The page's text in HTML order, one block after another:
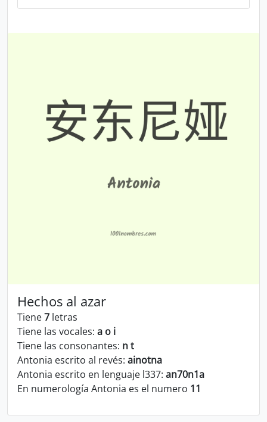
Hechos al azar
Tiene7 letras
Tiene las vocales: a o i
Tiene las consonantes: n t
Antonia escrito al revés: ainotna
Antonia escrito en lenguaje l337: an70n1a
En numerología Antonia es el numero 11